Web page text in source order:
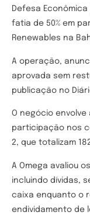
Defesa
fatia de 50% em
Renewables na
A operação,
aprovada sem
publicação no
O negócio
participação nos
2, que totalizam
A Omega avaliou
incluindo dívidas,
caixa enquanto o
endividamento de